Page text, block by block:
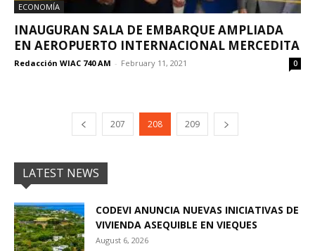
ECONOMÍA
INAUGURAN SALA DE EMBARQUE AMPLIADA
EN AEROPUERTO INTERNACIONAL MERCEDITA
Redacción WIAC 740 AM - February 11, 2021 0
207 208 209
LATEST NEWS
CODEVI ANUNCIA NUEVAS INICIATIVAS DE
VIVIENDA ASEQUIBLE EN VIEQUES
August 6, 2026